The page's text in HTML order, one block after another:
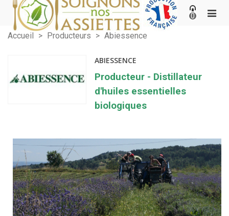
0
Accueil > Producteurs > Abiessence
ABIESSENCE
Producteur - Distillateur
d'huiles essentielles
biologiques